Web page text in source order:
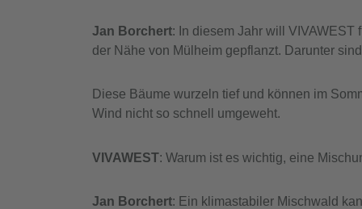
Jan Borchert: In diesem Jahr will
der Nähe von Mülheim gepflanzt. Darunter
Diese Bäume wurzeln tief und können im
Wind nicht so schnell umgeweht.
VIVAWEST: Warum ist es wichtig, eine
Jan Borchert: Ein klimastabiler Mischwald